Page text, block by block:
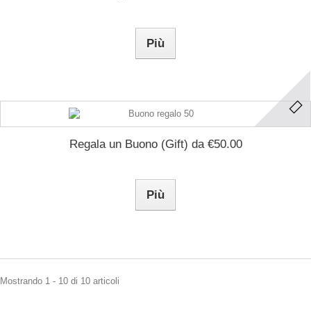
Più
Regala un Buono (Gift) da €50.00
Più
Mostrando 1 - 10 di 10 articoli